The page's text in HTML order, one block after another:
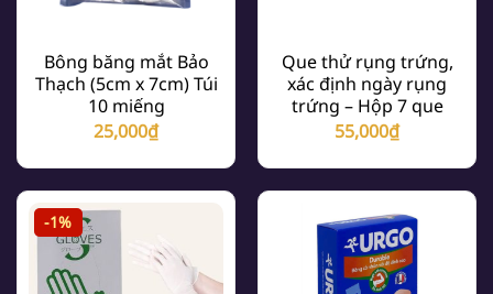
Bông băng mắt Bảo
Thạch (5cm x 7cm) Túi
10 miếng
25,000₫
Que thử rụng trứng,
xác định ngày rụng
trứng – Hộp 7 que
55,000₫
-1%